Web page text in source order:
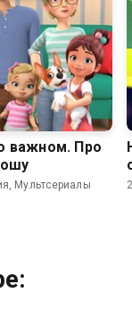
важном. Про
Мультсериалы